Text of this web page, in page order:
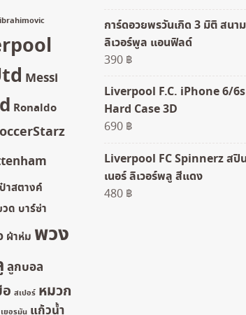
ibrahimovic
Messi
Ronaldo
ป๋าสตางค์
วด บาร์ซ่า
ผ้าห่ม พวง
ลูกบอล
สเปอร์ หมวก
เยอรมัน แก้วน้ำ
การ์ดอวยพรวันเกิด 3 มิติ สนาม
ลิเวอร์พูล แอนฟิลด์
390 ฿
Liverpool F.C. iPhone 6/6s
Hard Case 3D
690 ฿
Liverpool FC Spinnerz สปิ
เนอร์ ลิเวอร์พลู สีแดง
480 ฿